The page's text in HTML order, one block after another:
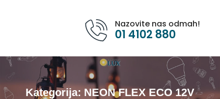
Nazovite nas odmah!
01 4102 880
Kategorija: NEON FLEX ECO 12V